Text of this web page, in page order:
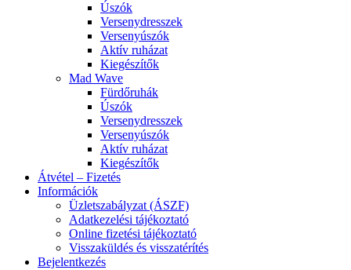
Úszók
Versenydresszek
Versenyúszók
Aktív ruházat
Kiegészítők
Mad Wave
Fürdőruhák
Úszók
Versenydresszek
Versenyúszók
Aktív ruházat
Kiegészítők
Átvétel – Fizetés
Információk
Üzletszabályzat (ÁSZF)
Adatkezelési tájékoztató
Online fizetési tájékoztató
Visszaküldés és visszatérítés
Bejelentkezés